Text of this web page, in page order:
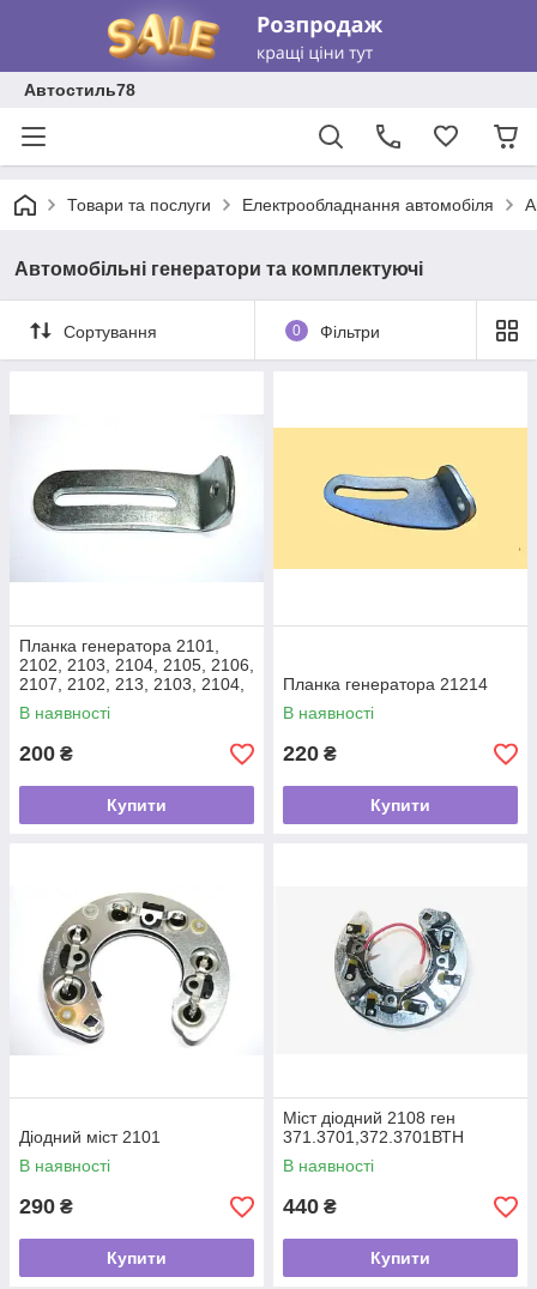
Автостиль78
Товари та послуги Електрообладнання автомобіля
Автомобільні генератори та комплектуючі
Сортування 0 Фільтри
Планка генератора 2101,
2102, 2103, 2104, 2105, 2106,
2107, 2102, 213, 2103, 2104,
2106, 2107
В наявності
200 ₴
Купити
Планка генератора 21214
В наявності
220 ₴
Купити
Діодний міст 2101
В наявності
290 ₴
Купити
Міст діодний 2108 ген
371.3701,372.3701ВТН
В наявності
440 ₴
Купити